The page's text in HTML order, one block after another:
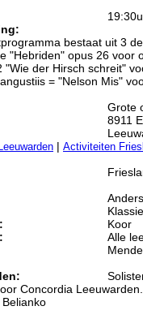
bestaat uit 3
"Hebriden" opus 26 voor
"Wie der Hirsch schreit"
= "Nelson Mis"
Grote
8911
| Activiteiten
Anders
Koor
Alle
Concordia Leeuwarden.